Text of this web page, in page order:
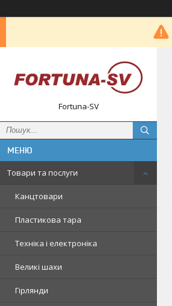
Fortuna-SV
Товари та послуги
Канцтовари
Пластикова тара
Техніка і електроніка
Великі шахи
Гірлянди